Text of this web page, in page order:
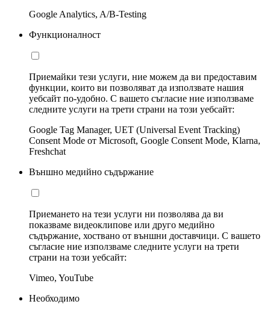
Google Analytics, A/B-Testing
Функционалност
Приемайки тези услуги, ние можем да ви предоставим
функции, които ви позволяват да използвате нашия
уебсайт по-удобно. С вашето съгласие ние използваме
следните услуги на трети страни на този уебсайт:
Google Tag Manager, UET (Universal Event Tracking)
Consent Mode от Microsoft, Google Consent Mode, Klarna,
Freshchat
Външно медийно съдържание
Приемането на тези услуги ни позволява да ви
показваме видеоклипове или друго медийно
съдържание, хоствано от външни доставчици. С вашето
съгласие ние използваме следните услуги на трети
страни на този уебсайт:
Vimeo, YouTube
Необходимо